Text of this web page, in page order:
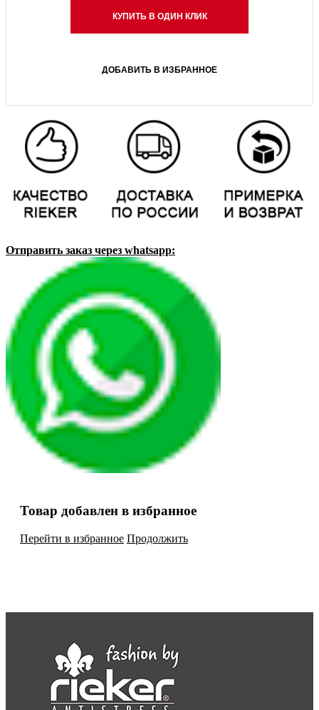
КУПИТЬ В ОДИН КЛИК
ДОБАВИТЬ В ИЗБРАННОЕ
Отправить заказ через whatsapp:
Товар добавлен в избранное
Перейти в избранное Продолжить